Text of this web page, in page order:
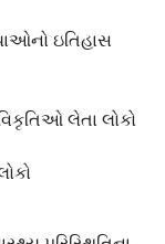
ઇતિહાસ
લેતા લોકો